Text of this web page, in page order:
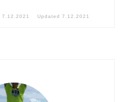
7.12.2021 Updated 7.12.2021